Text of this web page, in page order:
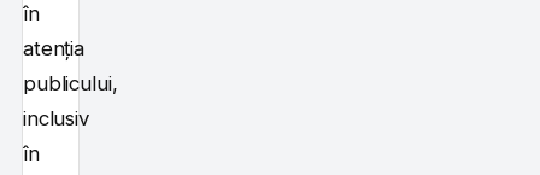
în
atenția
publicului,
inclusiv
în